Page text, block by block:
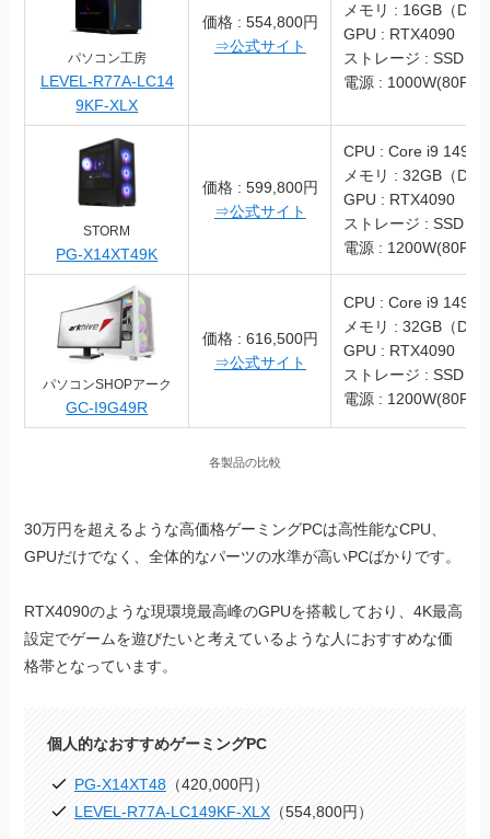
パソコン工房
LEVEL-R77A-LC14
9KF-XLX
価格 : 554,800円
⇒公式サイト
メモリ : 16GB（
GPU : RTX4090
ストレージ : SSD
電源 :
STORM
PG-X14XT49K
価格 : 599,800円
⇒公式サイト
CPU : Core i9
メモリ : 32GB（
GPU : RTX4090
ストレージ : SSD
電源 :
パソコンSHOPアーク
GC-I9G49R
価格 : 616,500円
⇒公式サイト
CPU : Core i9
メモリ : 32GB（
GPU : RTX4090
ストレージ : SSD
電源 :
各製品の比較
30万円を超えるような高価格ゲーミングPCは高性能なCPU、
GPUだけでなく、全体的なパーツの水準が高いPCばかりです。
RTX4090のような現環境最高峰のGPUを搭載しており、4K最高
設定でゲームを遊びたいと考えているような人におすすめな価
格帯となっています。
個人的なおすすめゲーミングPC
PG-X14XT48（420,000円）
LEVEL-R77A-LC149KF-XLX（554,800円）